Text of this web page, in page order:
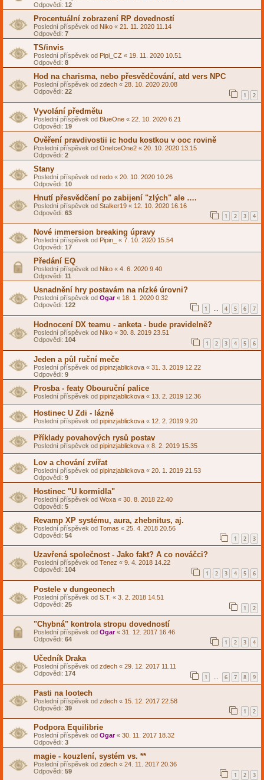
Odpovědi: 12
Procentuální zobrazení RP dovedností
Poslední příspěvek od Niko « 21. 11. 2020 11.14
Odpovědi: 7
TS/invis
Poslední příspěvek od Pipi_CZ « 19. 11. 2020 10.51
Odpovědi: 8
Hod na charisma, nebo přesvědčování, atd vers NPC
Poslední příspěvek od zdech « 28. 10. 2020 20.08
Odpovědi: 22 1 2
Vyvolání předmětu
Poslední příspěvek od BlueOne « 22. 10. 2020 6.21
Odpovědi: 19
Ověření pravdivostii ic hodu kostkou v ooc rovině
Poslední příspěvek od OneIceOne2 « 20. 10. 2020 13.15
Odpovědi: 2
Stany
Poslední příspěvek od redo « 20. 10. 2020 10.26
Odpovědi: 10
Hnutí přesvědčení po zabijení "zlých" ale ….
Poslední příspěvek od Stalker19 « 12. 10. 2020 16.16
Odpovědi: 63 1 2 3 4
Nové immersion breaking úpravy
Poslední příspěvek od Pipin_ « 7. 10. 2020 15.54
Odpovědi: 17
Předání EQ
Poslední příspěvek od Niko « 4. 6. 2020 9.40
Odpovědi: 11
Usnadnění hry postavám na nízké úrovni?
Poslední příspěvek od Ogar« 18. 1. 2020 0.32
Odpovědi: 122 1 … 4 5 6 7
Hodnocení DX teamu - anketa - bude pravidelně?
Poslední příspěvek od Niko « 30. 8. 2019 23.51
Odpovědi: 104 1 2 3 4 5 6
Jeden a půl ruční meče
Poslední příspěvek od pipinzjablickova « 31. 3. 2019 12.22
Odpovědi: 9
Prosba - featy Obouruční palice
Poslední příspěvek od pipinzjablickova « 13. 2. 2019 12.36
Hostinec U Zdi - lázně
Poslední příspěvek od pipinzjablickova « 12. 2. 2019 9.20
Příklady povahových rysů postav
Poslední příspěvek od pipinzjablickova « 8. 2. 2019 15.35
Lov a chování zvířat
Poslední příspěvek od pipinzjablickova « 20. 1. 2019 21.53
Odpovědi: 9
Hostinec "U kormidla"
Poslední příspěvek od Woxa « 30. 8. 2018 22.40
Odpovědi: 5
Revamp XP systému, aura, zhebnitus, aj.
Poslední příspěvek od Tomas « 25. 4. 2018 20.56
Odpovědi: 54 1 2 3
Uzavřená společnost - Jako fakt? A co nováčci?
Poslední příspěvek od Tenez « 9. 4. 2018 14.22
Odpovědi: 104 1 2 3 4 5 6
Postele v dungeonech
Poslední příspěvek od S.T. « 3. 2. 2018 14.51
Odpovědi: 25 1 2
"Chybná" kontrola stropu dovedností
Poslední příspěvek od Ogar« 31. 12. 2017 16.46
Odpovědi: 64 1 2 3 4
Učedník Draka
Poslední příspěvek od zdech « 29. 12. 2017 11.11
Odpovědi: 174 1 … 6 7 8 9
Pasti na lootech
Poslední příspěvek od zdech « 15. 12. 2017 22.58
Odpovědi: 39 1 2
Podpora Equilibrie
Poslední příspěvek od Ogar« 30. 11. 2017 18.32
Odpovědi: 3
magie - kouzlení, systém vs. **
Poslední příspěvek od zdech « 24. 11. 2017 20.36
Odpovědi: 59 1 2 3